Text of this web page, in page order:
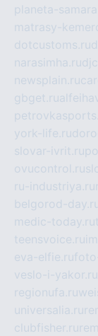
planeta-
matrasy-
dotcustoms.ru
narasimha.ru
newsplain.ru
gbget.ru
york-life.ru
slovar-ivrit.ru
ovucontrol.ru
ru-industriya.ru
belgorod-
medic-today.ru
teensvoice.ru
eva-elfie.ru
veslo-i-yakor.ru
regionufa.ru
universalia.ru
clubfisher.ru